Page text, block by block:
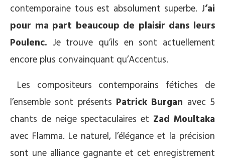
contemporaine tous est absolument superbe. J’ai
pour ma part beaucoup de plaisir dans leurs
Poulenc. Je trouve qu’ils en sont actuellement
encore plus convainquant qu’Accentus.
Les compositeurs contemporains fétiches de
l’ensemble sont présents Patrick Burgan avec 5
chants de neige spectaculaires et Zad Moultaka
avec Flamma. Le naturel, l’élégance et la précision
sont une alliance gagnante et cet enregistrement